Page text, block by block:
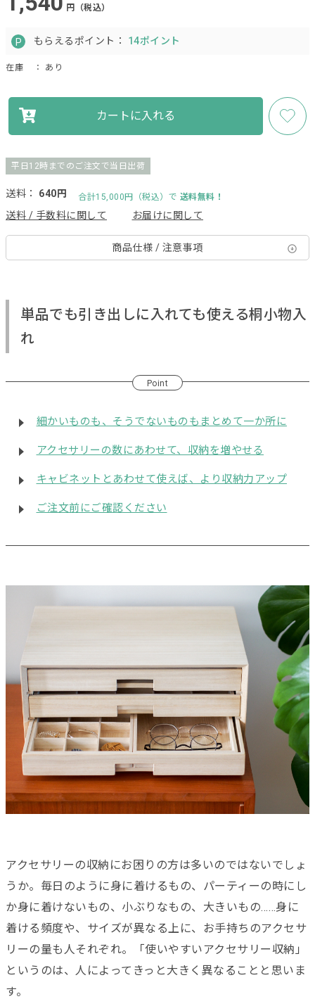
円（税込）
もらえるポイント： 14ポイント
在庫 ： あり
カートに入れる
平日12時までのご注文で当日出荷
送料： 640円 合計15,000円（税込）で 送料無料！
送料 / 手数料に関して お届けに関して
商品仕様 / 注意事項
単品でも引き出しに入れても使える桐小物入
れ
Point
細かいものも、そうでないものもまとめて一か所に
アクセサリーの数にあわせて、収納を増やせる
キャビネットとあわせて使えば、より収納力アップ
ご注文前にご確認ください
アクセサリーの収納にお困りの方は多いのではないでしょ
うか。毎日のように身に着けるもの、パーティーの時にし
か身に着けないもの、小ぶりなもの、大きいもの……身に
着ける頻度や、サイズが異なる上に、お手持ちのアクセサ
リーの量も人それぞれ。「使いやすいアクセサリー収納」
というのは、人によってきっと大きく異なることと思いま
す。